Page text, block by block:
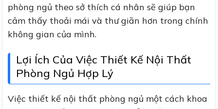
phòng ngủ theo sở thích cá nhân sẽ giúp bạn
cảm thấy thoải mái và thư giãn hơn trong chính
không gian của mình.
Lợi Ích Của Việc Thiết Kế Nội Thất
Phòng Ngủ Hợp Lý
Việc thiết kế nội thất phòng ngủ một cách khoa